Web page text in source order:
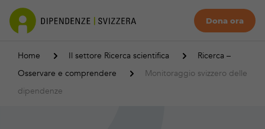
Dona ora
Home Il settore Ricerca scientifica
Ricerca –
Osservare e comprendere
Monitoraggio svizzero delle
dipendenze